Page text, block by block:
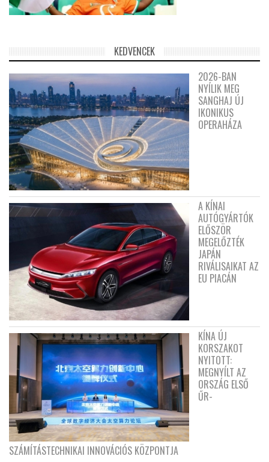
KEDVENCEK
2026-BAN
NYÍLIK MEG
SANGHAJ ÚJ
IKONIKUS
OPERAHÁZA
A KÍNAI
AUTÓGYÁRTÓK
ELŐSZÖR
MEGELŐZTÉK
JAPÁN
RIVÁLISAIKAT AZ
EU PIACÁN
KÍNA ÚJ
KORSZAKOT
NYITOTT:
MEGNYÍLT AZ
ORSZÁG ELSŐ
ŰR-
SZÁMÍTÁSTECHNIKAI INNOVÁCIÓS KÖZPONTJA